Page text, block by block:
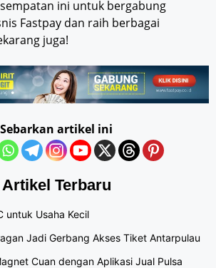
ini untuk bergabung
Fastpay dan raih berbagai
juga!
Sebarkan artikel ini
Artikel Terbaru
untuk Usaha Kecil
Jadi Gerbang Akses Tiket Antarpulau
Cuan dengan Aplikasi Jual Pulsa